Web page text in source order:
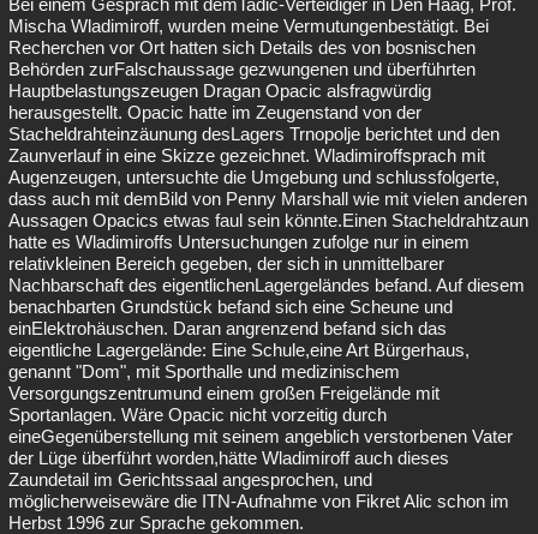
Bei einem Gespräch mit demTadic-Verteidiger in Den Haag, Prof.
Mischa Wladimiroff, wurden meine Vermutungenbestätigt. Bei
Recherchen vor Ort hatten sich Details des von bosnischen
Behörden zurFalschaussage gezwungenen und überführten
Hauptbelastungszeugen Dragan Opacic alsfragwürdig
herausgestellt. Opacic hatte im Zeugenstand von der
Stacheldrahteinzäunung desLagers Trnopolje berichtet und den
Zaunverlauf in eine Skizze gezeichnet. Wladimiroffsprach mit
Augenzeugen, untersuchte die Umgebung und schlussfolgerte,
dass auch mit demBild von Penny Marshall wie mit vielen anderen
Aussagen Opacics etwas faul sein könnte.Einen Stacheldrahtzaun
hatte es Wladimiroffs Untersuchungen zufolge nur in einem
relativkleinen Bereich gegeben, der sich in unmittelbarer
Nachbarschaft des eigentlichenLagergeländes befand. Auf diesem
benachbarten Grundstück befand sich eine Scheune und
einElektrohäuschen. Daran angrenzend befand sich das
eigentliche Lagergelände: Eine Schule,eine Art Bürgerhaus,
genannt "Dom", mit Sporthalle und medizinischem
Versorgungszentrumund einem großen Freigelände mit
Sportanlagen. Wäre Opacic nicht vorzeitig durch
eineGegenüberstellung mit seinem angeblich verstorbenen Vater
der Lüge überführt worden,hätte Wladimiroff auch dieses
Zaundetail im Gerichtssaal angesprochen, und
möglicherweisewäre die ITN-Aufnahme von Fikret Alic schon im
Herbst 1996 zur Sprache gekommen.